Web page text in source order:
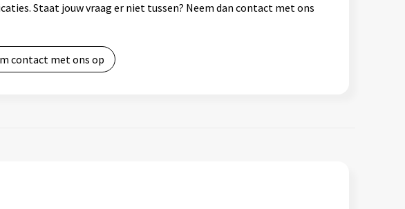
Staat jouw vraag er niet tussen? Neem dan contact met ons
contact met ons op